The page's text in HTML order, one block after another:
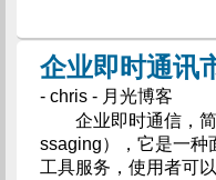
企业即时通讯
- chris - 月光博客
企业即时通信，简
ssaging），它是一种
工具服务，使用者可